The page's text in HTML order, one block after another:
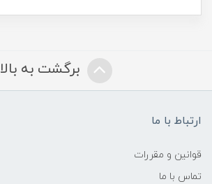
برگشت به بالا
ارتباط با ما
قوانین و مقررات
تماس با ما